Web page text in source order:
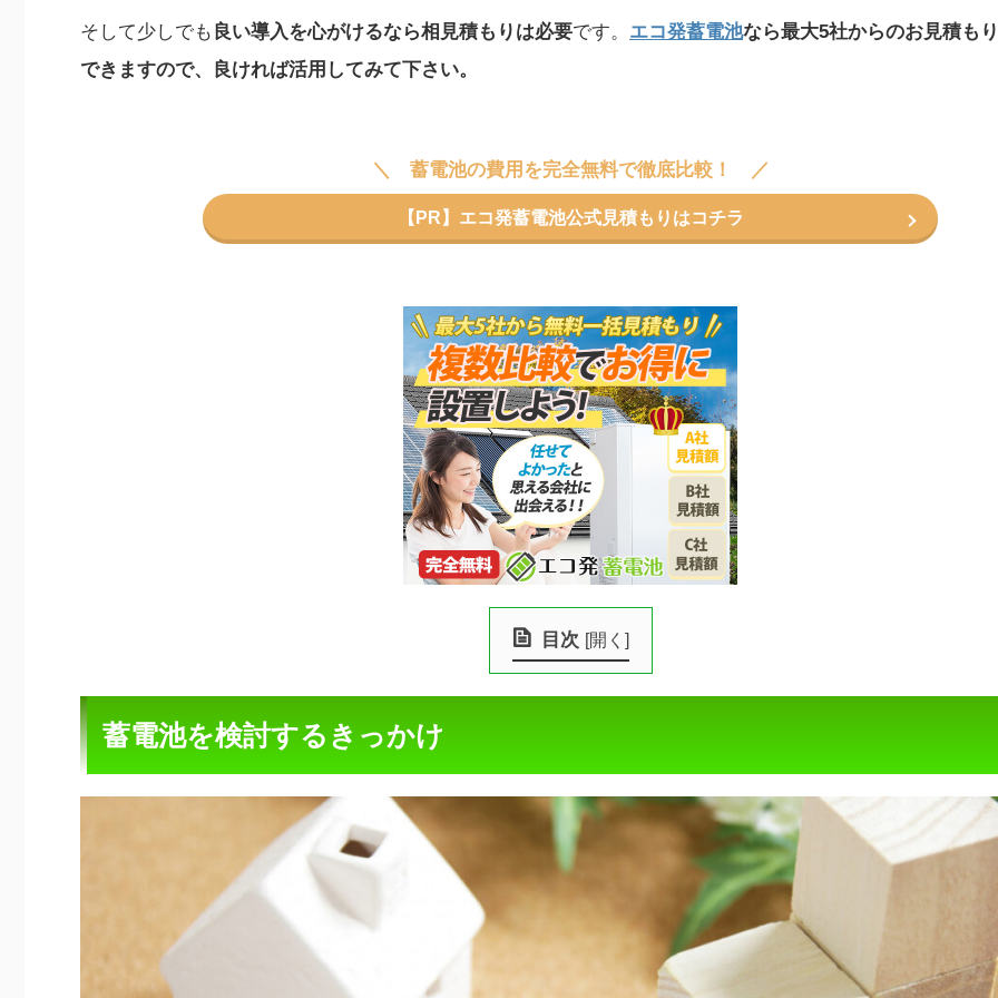
そして少しでも 良い導入を心がけるなら相見積もりは必要です。 エコ発蓄電池なら最大5社からのお見積も
できますので、良ければ活用してみて下さい。
蓄電池の費用を完全無料で徹底比較！
【PR】エコ発蓄電池公式見積もりはコチラ
目次 [開く ]
蓄電池を検討するきっかけ